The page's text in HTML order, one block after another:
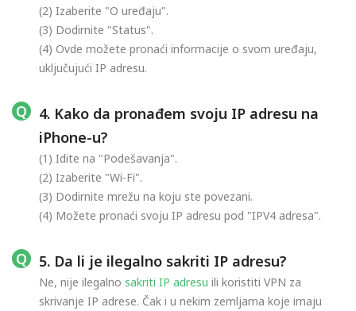
(2) Izaberite "O uređaju".
(3) Dodirnite "Status".
(4) Ovde možete pronaći informacije o svom uređaju,
uključujući IP adresu.
4. Kako da pronađem svoju IP adresu na
iPhone-u?
(1) Idite na "Podešavanja".
(2) Izaberite "Wi-Fi".
(3) Dodirnite mrežu na koju ste povezani.
(4) Možete pronaći svoju IP adresu pod "IPV4 adresa".
5. Da li je ilegalno sakriti IP adresu?
Ne, nije ilegalno sakriti IP adresu ili koristiti VPN za
skrivanje IP adrese. Čak i u nekim zemljama koje imaju